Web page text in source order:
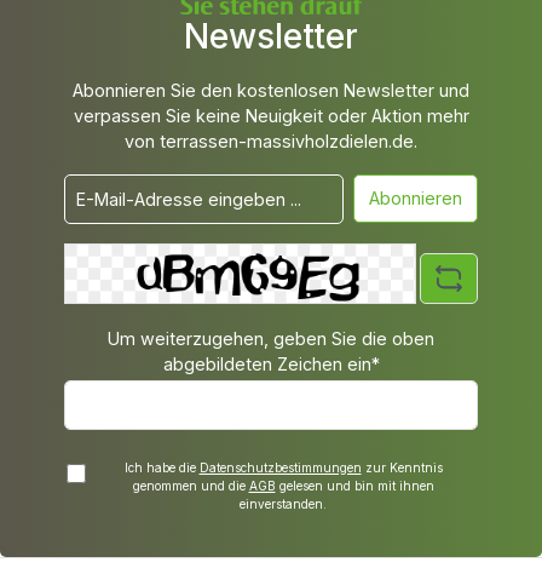
Newsletter
Abonnieren Sie den kostenlosen Newsletter und
verpassen Sie keine Neuigkeit oder Aktion mehr
von terrassen-massivholzdielen.de.
Abonnieren
Um weiterzugehen, geben Sie die oben
abgebildeten Zeichen ein*
Ich habe die Datenschutzbestimmungen zur Kenntnis
genommen und die AGB gelesen und bin mit ihnen
einverstanden.